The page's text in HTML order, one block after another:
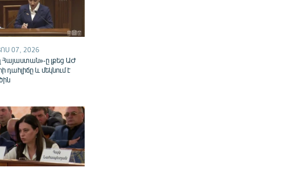
07, 2026
Հայաստան»-ը լքեց ԱԺ
դահլիճը և մեկնում է